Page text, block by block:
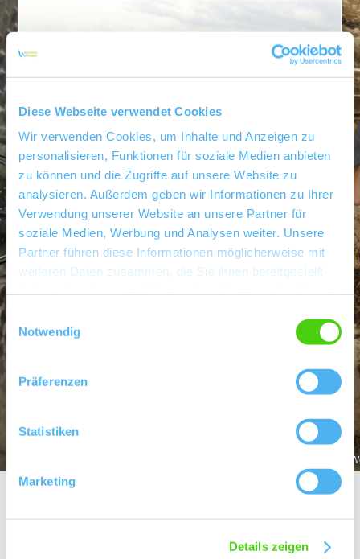
Diese Webseite verwendet Cookies
Wir verwenden Cookies, um Inhalte und Anzeigen zu
personalisieren, Funktionen für soziale Medien anbieten
zu können und die Zugriffe auf unsere Website zu
analysieren. Außerdem geben wir Informationen zu Ihrer
Verwendung unserer Website an unsere Partner für
soziale Medien, Werbung und Analysen weiter. Unsere
Partner führen diese Informationen möglicherweise mit
weiteren Daten zusammen, die Sie ihnen bereitgestellt
Notwendig
Präferenzen
Statistiken
Marketing
Details zeigen